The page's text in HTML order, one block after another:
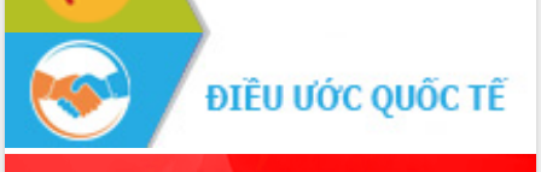
Gặp mặt các cơ quan báo chí nhân Kỷ
niệm 101 năm Ngày Báo chí Cách
mạng Việt Nam
Đắk Lắk sơ kết 4 năm triển khai thực
hiện Đề án 06 của Chính phủ
Họp báo thông tin về Hội nghị Công bố